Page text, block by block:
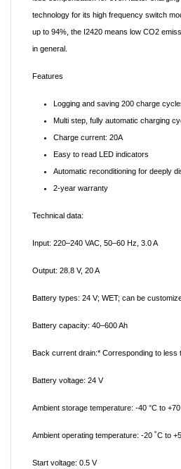
technology for its high frequency switch
up to 94%, the I2420 means low CO2
in general.
Features
Logging and saving 200 charge
Multi step, fully automatic charging
Charge current: 20A
Easy to read LED indicators
Automatic reconditioning for deeply
2-year warranty
Technical data:
Input: 220–240 VAC, 50–60 Hz, 3.0 A
Output: 28.8 V, 20 A
Battery types: 24 V; WET; can be
Battery capacity: 40–600 Ah
Back current drain:* Corresponding to less
Battery voltage: 24 V
Ambient storage temperature: -40 °C to +70
Ambient operating temperature: -20 ˚C to
Start voltage: 0.5 V